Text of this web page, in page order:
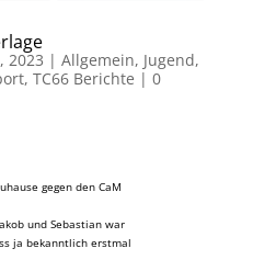
2023 | Allgemein, Jugend,
, TC66 Berichte | 0
gegen den CaM
und Sebastian war
ja bekanntlich erstmal